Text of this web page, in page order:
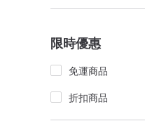
限時優惠
免運商品
折扣商品